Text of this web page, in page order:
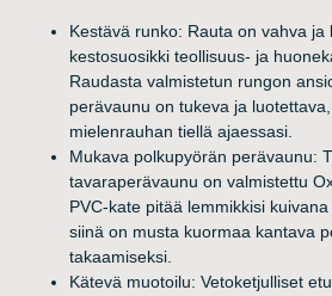
Kestävä runko: Rauta on vahva ja
kestosuosikki teollisuus- ja
Raudasta valmistetun rungon
perävaunu on tukeva ja
mielenrauhan tiellä ajaessasi.
Mukava polkupyörän perävaunu:
tavaraperävaunu on valmistettu
PVC-kate pitää lemmikkisi
siinä on musta kuormaa kantava
takaamiseksi.
Kätevä muotoilu: Vetoketjulliset